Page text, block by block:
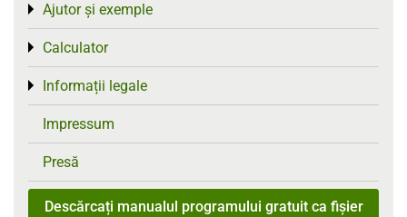
Ajutor și exemple
Toggle menu
Calculator
Toggle menu
Informații legale
Toggle menu
Impressum
Presă
Descărcați manualul programului gratuit ca fișier